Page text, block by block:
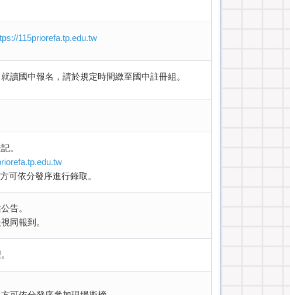
115priorefa.tp.edu.tw
讀國中報名，請於規定時間繳至國中註冊組。
。
可依分發序進行錄取。
告。
同報到。